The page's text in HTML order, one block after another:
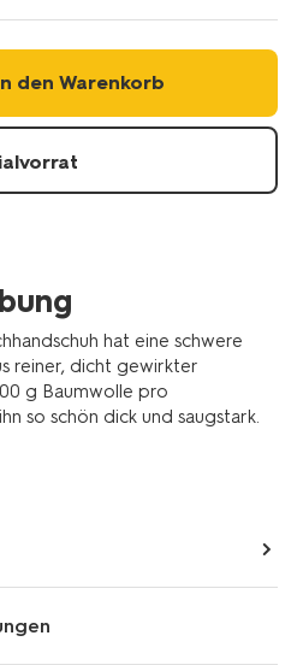
den Warenkorb
hat eine schwere
reiner, dicht gewirkter
g Baumwolle pro
so schön dick und saugstark.